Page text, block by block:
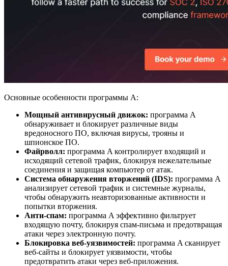
Основные особенности программы A:
Мощный антивирусный движок: программа A
обнаруживает и блокирует различные виды
вредоносного ПО, включая вирусы, трояны и
шпионское ПО.
Файрволл: программа A контролирует входящий и
исходящий сетевой трафик, блокируя нежелательные
соединения и защищая компьютер от атак.
Система обнаружения вторжений (IDS): программа A
анализирует сетевой трафик и системные журналы,
чтобы обнаружить неавторизованные активности и
попытки вторжения.
Анти-спам: программа A эффективно фильтрует
входящую почту, блокируя спам-письма и предотвращая
атаки через электронную почту.
Блокировка веб-уязвимостей: программа A сканирует
веб-сайты и блокирует уязвимости, чтобы
предотвратить атаки через веб-приложения.